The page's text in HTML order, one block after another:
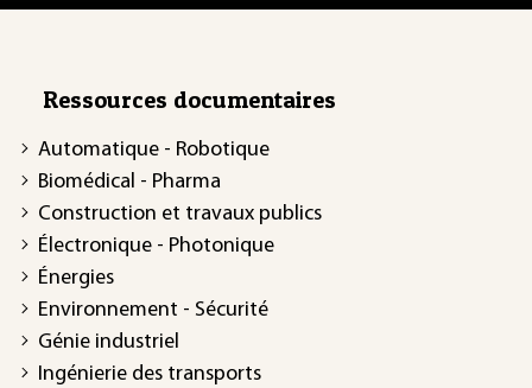
Ressources documentaires
Automatique - Robotique
Biomédical - Pharma
Construction et travaux publics
Électronique - Photonique
Énergies
Environnement - Sécurité
Génie industriel
Ingénierie des transports